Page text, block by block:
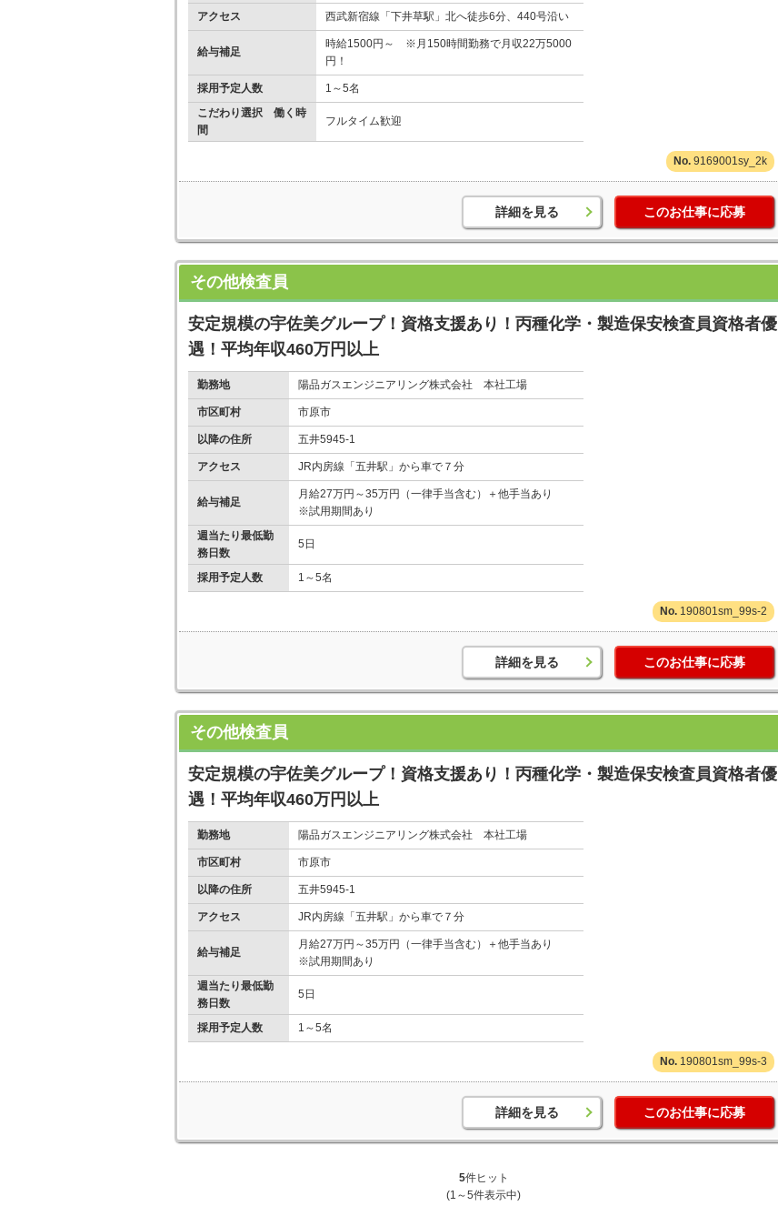
アクセス 西武新宿線「下井草駅」北へ徒歩6分、440号沿い
給与補足
時給1500円～ ※月150時間勤務で月収22万5000
円！
採用予定人数
1～5名
こだわり選択 働く時
間
フルタイム歓迎
9169001sy_2k
詳細を見る このお仕事に応募
その他検査員
安定規模の宇佐美グループ！資格支援あり！丙種化学・製造保安検査員資格者優
遇！平均年収460万円以上
勤務地 陽品ガスエンジニアリング株式会社 本社工場
市区町村 市原市
以降の住所 五井5945-1
アクセス JR内房線「五井駅」から車で７分
給与補足
月給27万円～35万円（一律手当含む）＋他手当あり
※試用期間あり
週当たり最低勤
務日数
5日
採用予定人数 1～5名
190801sm_99s-2
詳細を見る このお仕事に応募
その他検査員
安定規模の宇佐美グループ！資格支援あり！丙種化学・製造保安検査員資格者優
遇！平均年収460万円以上
勤務地 陽品ガスエンジニアリング株式会社 本社工場
市区町村 市原市
以降の住所 五井5945-1
アクセス JR内房線「五井駅」から車で７分
給与補足
月給27万円～35万円（一律手当含む）＋他手当あり
※試用期間あり
週当たり最低勤
務日数
5日
採用予定人数 1～5名
190801sm_99s-3
詳細を見る このお仕事に応募
5件ヒット
(1～5件表示中)